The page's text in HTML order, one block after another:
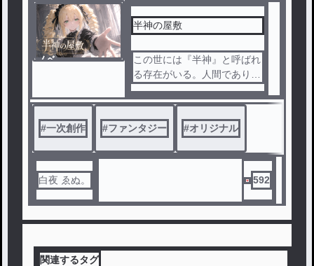
ものだったが……少年は、外
けていた。
――街の中では平穏、街の外
では不穏。
2』の、異質な開拓ファンタ
ノベ
半神の屋敷
この世には『半神』と呼ばれ
る存在がいる。人間でありな
がら、人外の力を得た者、神
と人間の間に生まれた存在。
特徴として並外れた身体能力
と生命力、人間と比べ長寿、
外見の変化（獣化、肌の色、
体格の変化）などがある。
それらのものは、時期にとあ
る村の屋敷に閉じ込められる
傾向にある。この物語は12名
屋敷の日常を少し覗くだけの
#一次創作 #ファンタジー #オリジナル
白夜 ゑぬ。 592
関連するタグ